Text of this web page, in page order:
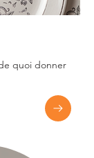
quoi donner